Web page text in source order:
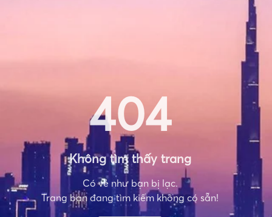
404
Không tìm thấy trang
Có vẻ như bạn bị lạc.
Trang bạn đang tìm kiếm không có sẵn!